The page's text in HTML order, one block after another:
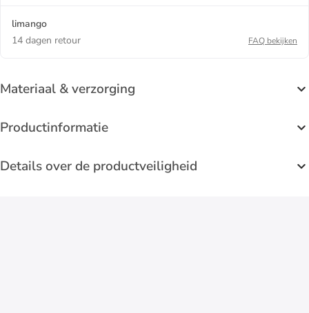
limango
14 dagen retour
FAQ bekijken
Materiaal & verzorging
Productinformatie
Details over de productveiligheid